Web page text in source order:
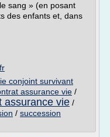
sang » (en posant
des enfants et, dans
conjoint survivant
assurance vie /
assurance vie /
/ succession